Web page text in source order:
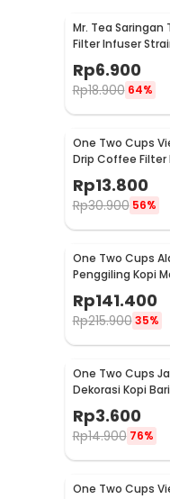
Mr. Tea Saringan
Filter Infuser
Chilling Man
Rp6.900
Rp18.900 64%
One Two Cups
Drip Coffee Filter
Saringan Kopi
LC1
Rp13.800
Rp30.900 56%
One Two Cups
Penggiling Kopi
CW85532
Rp141.400
Rp215.900 35%
One Two Cups
Dekorasi Kopi
Art Needle 13cm -
Rp3.600
Rp14.900 76%
One Two Cups